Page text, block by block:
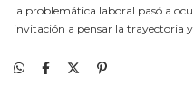
la problemática laboral pasó a
invitación a pensar la trayectoria